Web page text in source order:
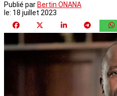
Publié par Bertin ONANA
le: 18 juillet 2023